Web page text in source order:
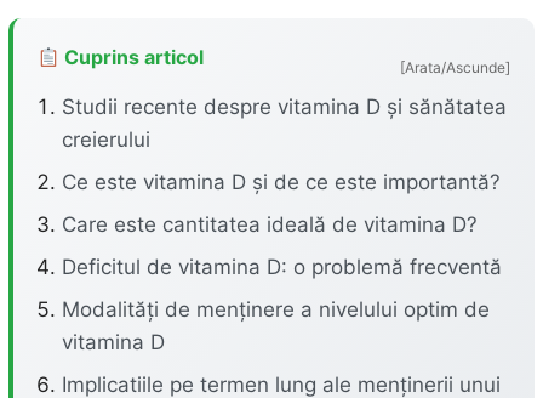
Cuprins articol [Arata/Ascunde]
Studii recente despre vitamina D și sănătatea
creierului
Ce este vitamina D și de ce este importantă?
Care este cantitatea ideală de vitamina D?
Deficitul de vitamina D: o problemă frecventă
Modalități de menținere a nivelului optim de
vitamina D
Implicatiile pe termen lung ale menținerii unui